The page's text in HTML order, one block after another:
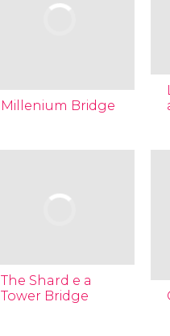
Millenium Bridge
The Shard e a
Tower Bridge